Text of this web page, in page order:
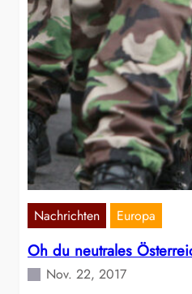
Nachrichten Europa
Oh du neutrales
Nov. 22, 2017